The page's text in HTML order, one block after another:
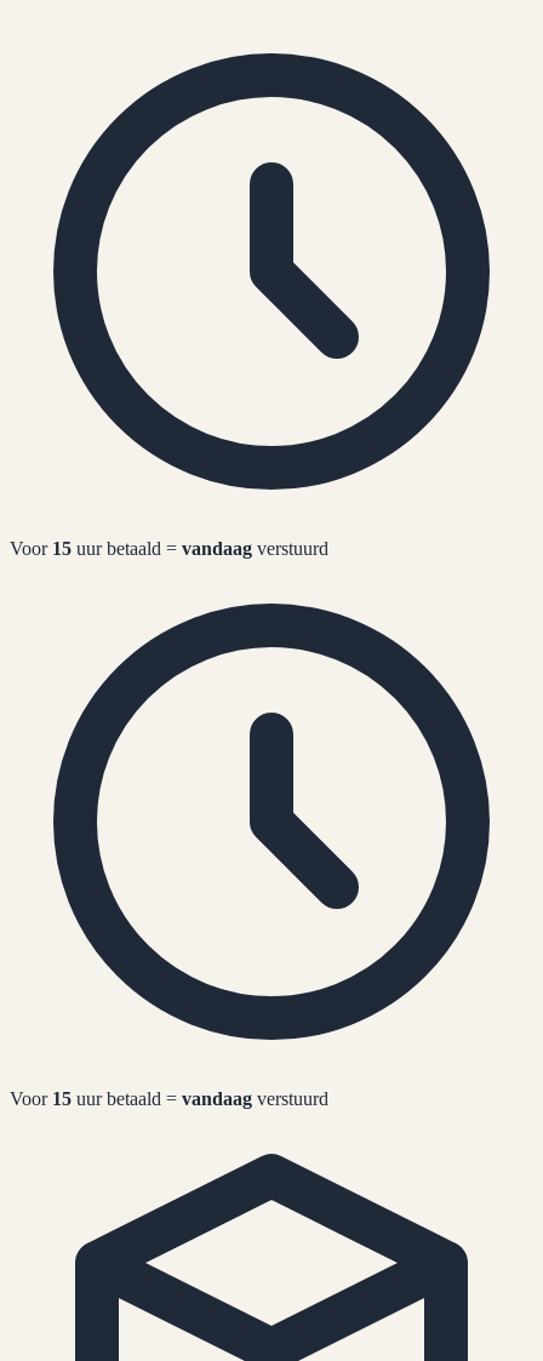
Voor 15 uur betaald = vandaag verstuurd
Voor 15 uur betaald = vandaag verstuurd